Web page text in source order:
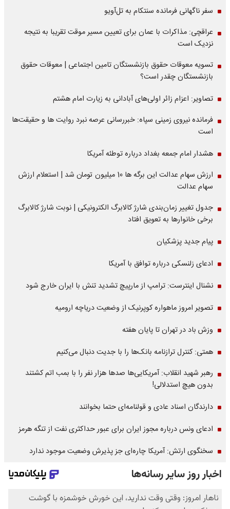
سفر ناگهانی فرمانده سنتکام به تل‌آویو
عراقچی: مذاکرات با عمان برای تعیین مسیر موقت تقریبا به نتیجه
نزدیک است
تسویه معوقات حقوق بازنشستگان تامین اجتماعی | معوقات حقوق
بازنشستگان چقدر است؟
تصاویر: اعزام زائر اولی‌های آبادانی به زیارت امام هشتم
فرمانده نیروی زمینی سپاه: خبررسانی عرصه نبرد روایت ها و حقیقت‌ها
است
هشدار امام جمعه بغداد درباره توطئه آمریکا
ارزش سهام عدالت این برگه ها 10 میلیون تومان شد | استعلام ارزش
سهام عدالت
جدول تغییر زمان‌بندی شارژ کالابرگ الکترونیکی | نوبت شارژ کالابرگ
برخی خانوارها به تعویق افتاد
پیام جدید پزشکیان
ادعای زلنسکی درباره توافق با آمریکا
نشنال اینترست: ترامپ از مارپیچ تشدید تنش با ایران خارج شود
تصویر امروز ماهواره کوپرنیک از وضعیت دریاچه ارومیه
وزش باد در تهران تا پایان هفته
همتی: کنترل ترازنامه بانک‌ها را با جدیت دنبال می‌کنیم
رهبر شهید انقلاب: آمریکایی‌ها صدها هزار نفر را با بمب اتم کشتند
بدون هیچ استدلالی!
دارندگان اسناد عادی و قولنامه‌ای حتما بخوانند
ادعای ونس درباره مجوز ایران برای عبور حداکثری نفت از تنگه هرمز
سخنگوی ارتش: آمریکا چاره‌ای جز پذیرش وضعیت موجود ندارد